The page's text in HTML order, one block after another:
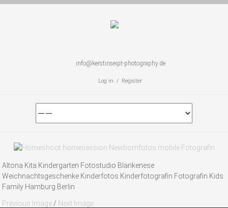
info@kerstinseipt-photography.de
Log in / Register
Altona Kita Kindergarten Fotostudio Blankenese
Weichnachtsgeschenke Kinderfotos Kinderfotografin Fotografin Kids
Family Hamburg Berlin
Previous Image / Next Image